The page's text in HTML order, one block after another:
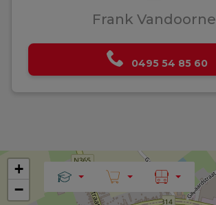
Frank Vandoorne
0495 54 85 60
+
−